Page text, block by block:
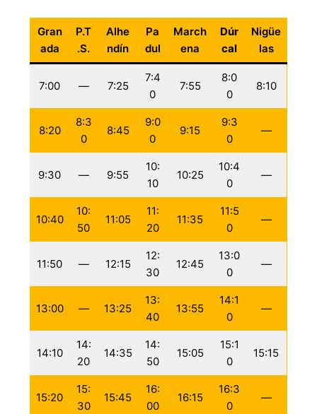
Gran
ada
P.T
.S.
Alhe
ndín
Pa
dul
March
ena
Dúr
cal
Nigüe
las
7:00 — 7:25
7:4
0
7:55
8:0
0
8:10
8:20
8:3
0
8:45
9:0
0
9:15
9:3
0
—
9:30 — 9:55
10:
10
10:25
10:4
0
—
10:40
10:
50
11:05
11:
20
11:35
11:5
0
—
11:50 — 12:15
12:
30
12:45
13:0
0
—
13:00 — 13:25
13:
40
13:55
14:1
0
—
14:10
14:
20
14:35
14:
50
15:05
15:1
0
15:15
15:20
15:
30
15:45
16:
00
16:15
16:3
0
—